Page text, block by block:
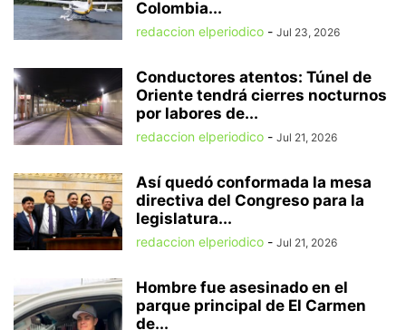
Colombia...
redaccion elperiodico - Jul 23, 2026
Conductores atentos: Túnel de
Oriente tendrá cierres nocturnos
por labores de...
redaccion elperiodico - Jul 21, 2026
Así quedó conformada la mesa
directiva del Congreso para la
legislatura...
redaccion elperiodico - Jul 21, 2026
Hombre fue asesinado en el
parque principal de El Carmen
de...